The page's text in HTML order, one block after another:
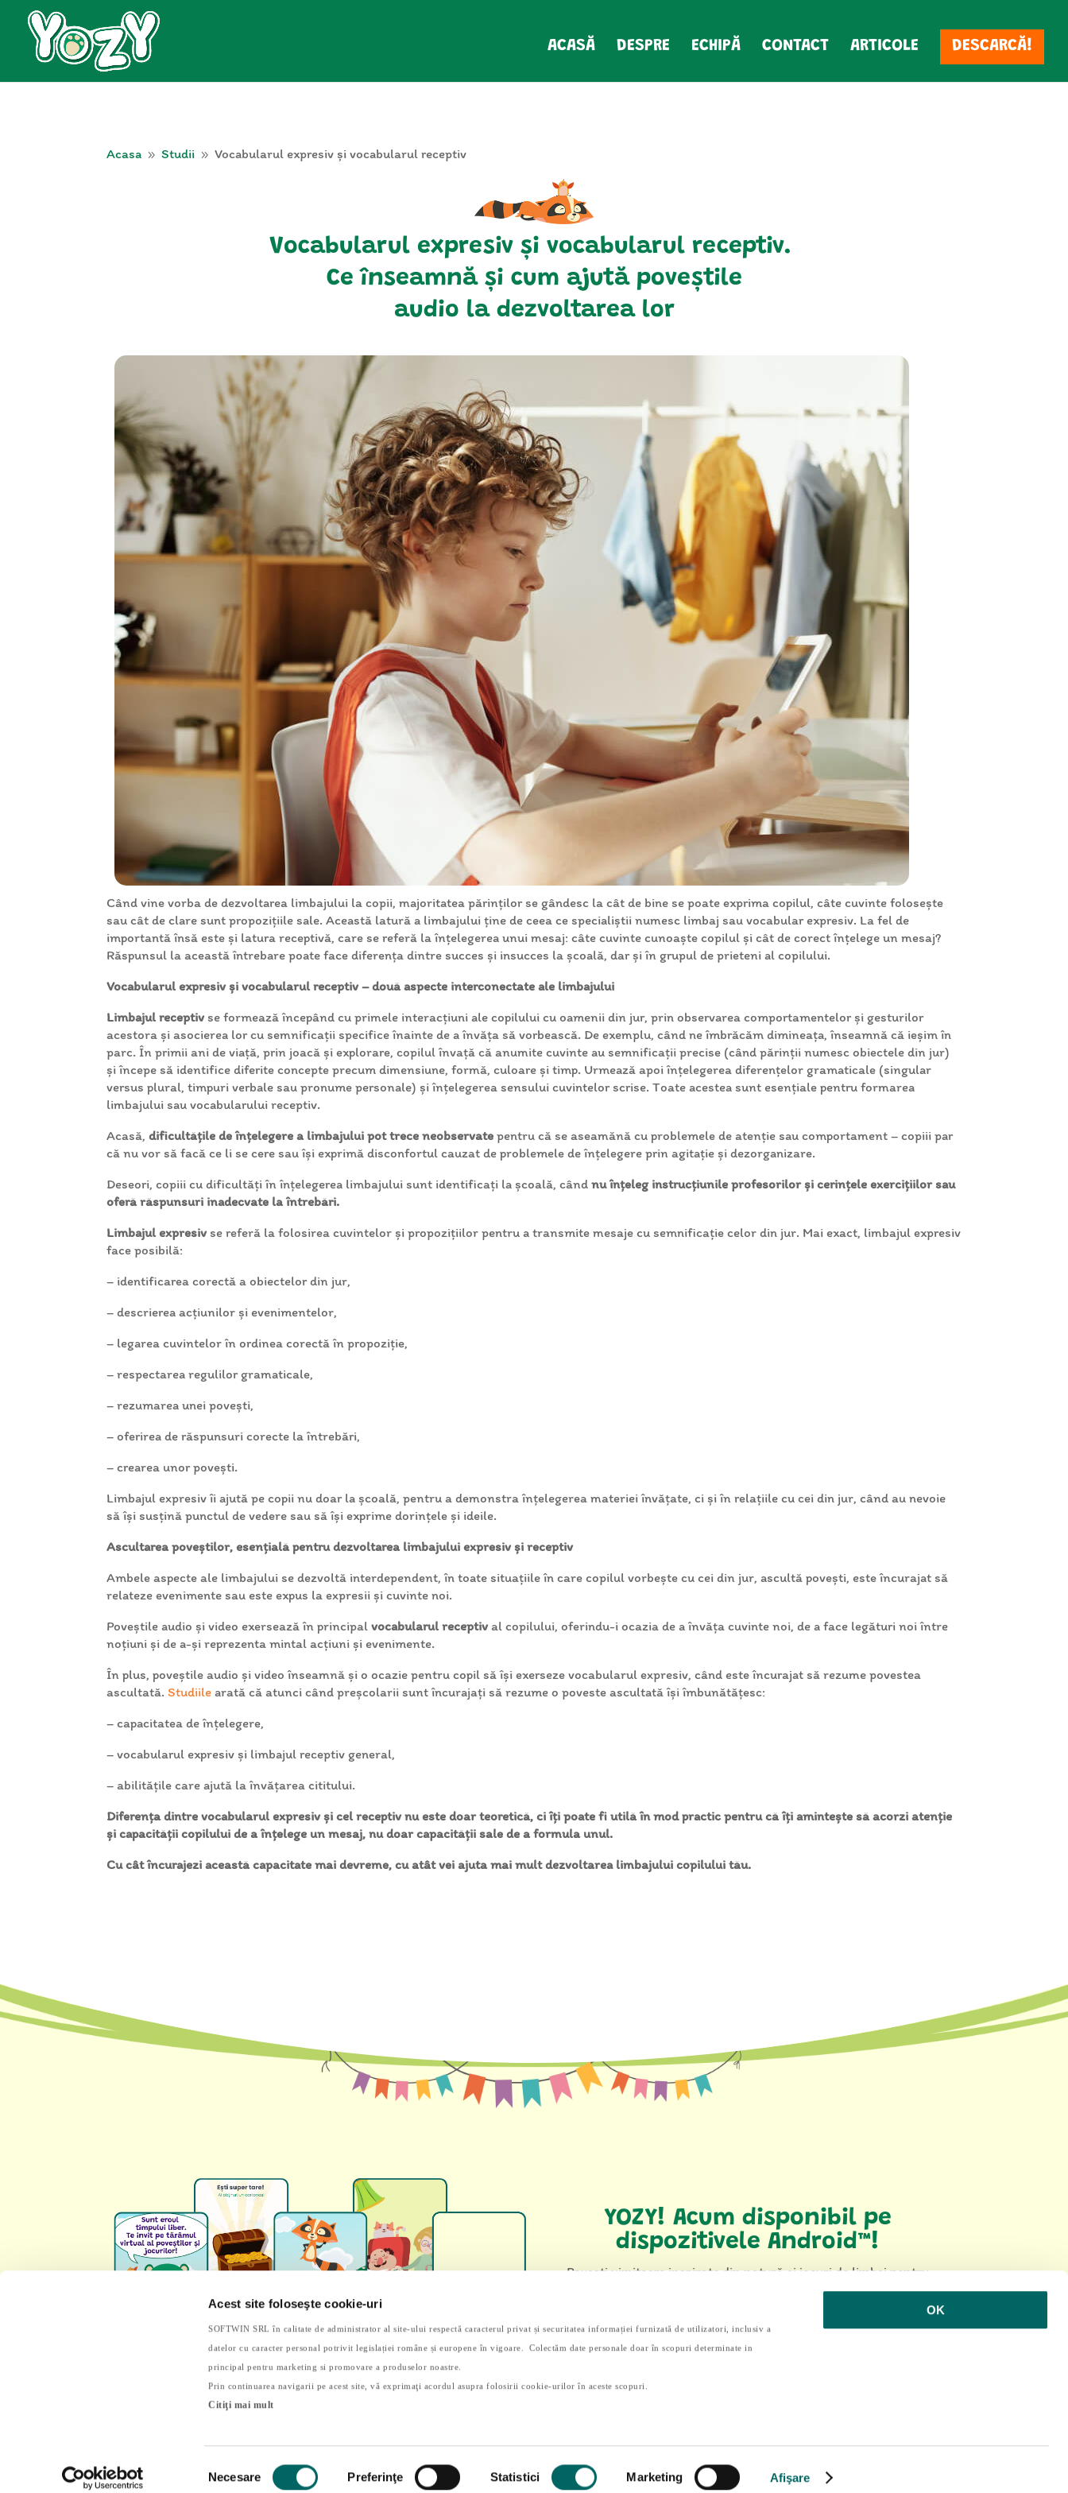
Acest site foloseşte cookie-uri
SOFTWIN SRL în calitate de administrator al site-ului respectă caracterul privat și securitatea informației furnizată de utilizatori, inclusiv a
datelor cu caracter personal potrivit legislației române și europene în vigoare. Colectăm date personale doar în scopuri determinate in
principal pentru marketing si promovare a produselor noastre.
Prin continuarea navigarii pe acest site, vă exprimaţi acordul asupra folosirii cookie-urilor în aceste scopuri.
Citiţi mai mult
consimțământului
Necesare Preferinţe Statistici Marketing Afişare
OK
ACASĂ DESPRE ECHIPĂ CONTACT ARTICOLE DESCARCĂ!
Acasa 9 Studii 9 Vocabularul expresiv și vocabularul receptiv
Vocabularul expresiv și vocabularul receptiv.
Ce înseamnă și cum ajută poveștile
audio la dezvoltarea lor
Când vine vorba de dezvoltarea limbajului la copii, majoritatea părinților se gândesc la cât de bine se poate exprima copilul, câte cuvinte folosește
sau cât de clare sunt propozițiile sale. Această latură a limbajului ține de ceea ce specialiștii numesc limbaj sau vocabular expresiv. La fel de
importantă însă este și latura receptivă, care se referă la înțelegerea unui mesaj: câte cuvinte cunoaște copilul și cât de corect înțelege un mesaj?
Răspunsul la această întrebare poate face diferența dintre succes și insucces la școală, dar și în grupul de prieteni al copilului.
Vocabularul expresiv și vocabularul receptiv – două aspecte interconectate ale limbajului
Limbajul receptivse formează începând cu primele interacțiuni ale copilului cu oamenii din jur, prin observarea comportamentelor și gesturilor
acestora și asocierea lor cu semnificații specifice înainte de a învăța să vorbească. De exemplu, când ne îmbrăcăm dimineața, înseamnă că ieșim în
parc. În primii ani de viață, prin joacă și explorare, copilul învață că anumite cuvinte au semnificații precise (când părinții numesc obiectele din jur)
și începe să identifice diferite concepte precum dimensiune, formă, culoare și timp. Urmează apoi înțelegerea diferențelor gramaticale (singular
versus plural, timpuri verbale sau pronume personale) și înțelegerea sensului cuvintelor scrise. Toate acestea sunt esențiale pentru formarea
limbajului sau vocabularului receptiv.
Acasă,dificultățile de înțelegere a limbajului pot trece neobservate pentru că se aseamănă cu problemele de atenție sau comportament – copiii par
că nu vor să facă ce li se cere sau își exprimă disconfortul cauzat de problemele de înțelegere prin agitație și dezorganizare.
Deseori, copiii cu dificultăți în înțelegerea limbajului sunt identificați la școală, cândnu înțeleg instrucțiunile profesorilor și cerințele exercițiilor sau
oferă răspunsuri inadecvate la întrebări.
Limbajul expresivse referă la folosirea cuvintelor și propozițiilor pentru a transmite mesaje cu semnificație celor din jur. Mai exact, limbajul expresiv
face posibilă:
– identificarea corectă a obiectelor din jur,
– descrierea acțiunilor și evenimentelor,
– legarea cuvintelor în ordinea corectă în propoziție,
– respectarea regulilor gramaticale,
– rezumarea unei povești,
– oferirea de răspunsuri corecte la întrebări,
– crearea unor povești.
Limbajul expresiv îi ajută pe copii nu doar la școală, pentru a demonstra înțelegerea materiei învățate, ci și în relațiile cu cei din jur, când au nevoie
să își susțină punctul de vedere sau să își exprime dorințele și ideile.
Ascultarea poveștilor, esențială pentru dezvoltarea limbajului expresiv și receptiv
Ambele aspecte ale limbajului se dezvoltă interdependent, în toate situațiile în care copilul vorbește cu cei din jur, ascultă povești, este încurajat să
relateze evenimente sau este expus la expresii și cuvinte noi.
Poveștile audio și video exersează în principalvocabularul receptival copilului, oferindu-i ocazia de a învăța cuvinte noi, de a face legături noi între
noțiuni și de a-și reprezenta mintal acțiuni și evenimente.
În plus, poveștile audio și video înseamnă și o ocazie pentru copil să își exerseze vocabularul expresiv, când este încurajat să rezume povestea
ascultată.Studiile arată că atunci când preșcolarii sunt încurajați să rezume o poveste ascultată își îmbunătățesc:
– capacitatea de înțelegere,
– vocabularul expresiv și limbajul receptiv general,
– abilitățile care ajută la învățarea cititului.
Diferența dintre vocabularul expresiv și cel receptiv nu este doar teoretică, ci îți poate fi utilă în mod practic pentru că îți amintește să acorzi atenție
și capacității copilului de a înțelege un mesaj, nu doar capacității sale de a formula unul.
Cu cât încurajezi această capacitate mai devreme, cu atât vei ajuta mai mult dezvoltarea limbajului copilului tău.
YOZY! Acum disponibil pe
dispozitivele Android™!
Povești uimitoare inspirate din natură și jocuri de limbaj pentru
cei mai isteți copii! Intră în lumeaYOZY!
Descarcă aplicația!
Copyright © 2026Intuitext all rights reserved. Termeni și condiții| Acord de licențiere|Politica de confidențialitate